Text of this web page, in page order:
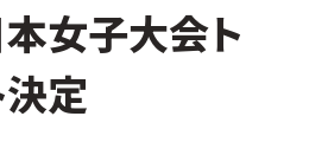
真の歴史
真会館のご案内
真会館の概要
女子大会ト
決定